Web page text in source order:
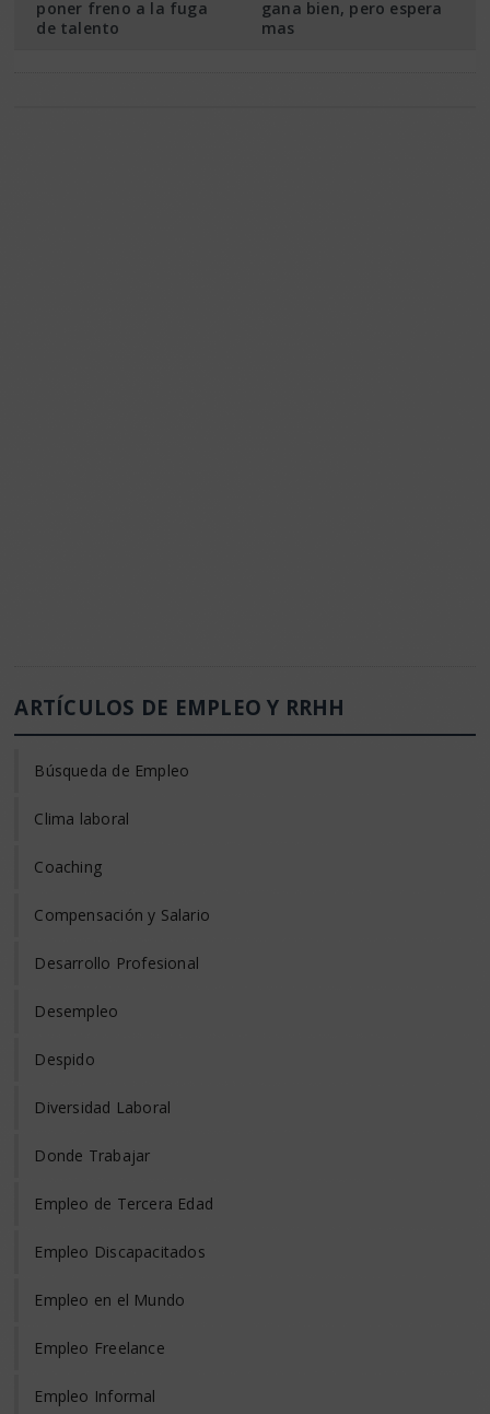
poner freno a la fuga
de talento
gana bien, pero espera
mas
ARTÍCULOS DE EMPLEO Y RRHH
Búsqueda de Empleo
Clima laboral
Coaching
Compensación y Salario
Desarrollo Profesional
Desempleo
Despido
Diversidad Laboral
Donde Trabajar
Empleo de Tercera Edad
Empleo Discapacitados
Empleo en el Mundo
Empleo Freelance
Empleo Informal